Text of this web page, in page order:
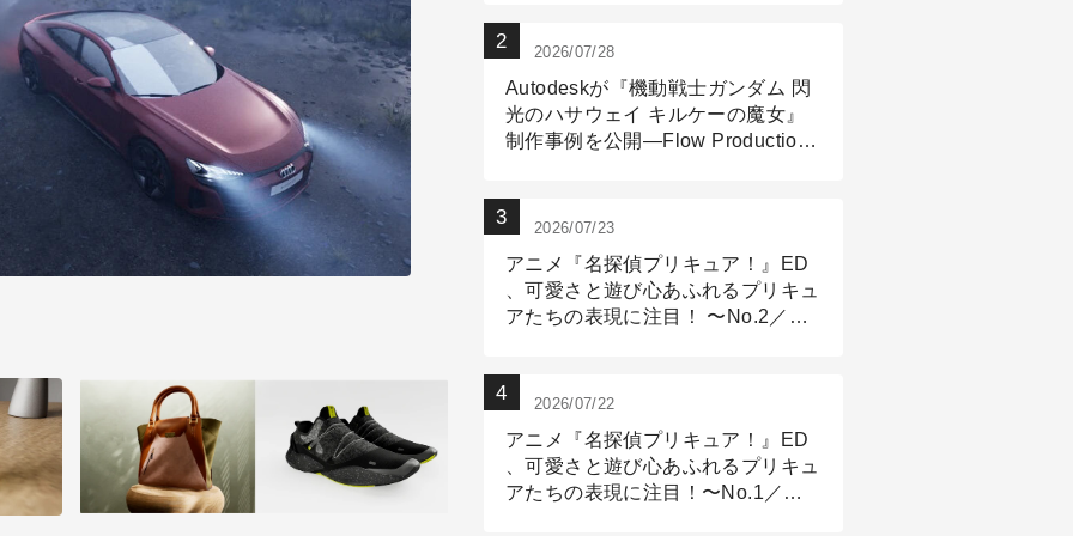
2026/07/28
Autodeskが『機動戦士ガンダム 閃
光のハサウェイ キルケーの魔女』
制作事例を公開―Flow Production
2026/07/23
アニメ『名探偵プリキュア！』ED
、可愛さと遊び心あふれるプリキュ
アたちの表現に注目！ 〜No.2／モ
2026/07/22
アニメ『名探偵プリキュア！』ED
、可愛さと遊び心あふれるプリキュ
アたちの表現に注目！〜No.1／演